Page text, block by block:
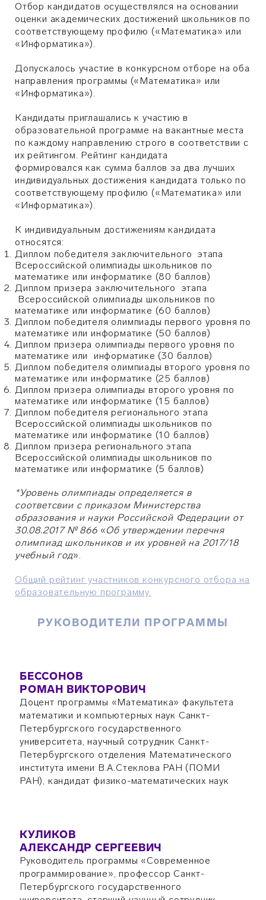
Отбор кандидатов осуществлялся на основании
оценки академических достижений школьников по
соответствующему профилю («Математика» или
«Информатика»).
Допускалось участие в конкурсном отборе на оба
направления программы («Математика» или
«Информатика»).
Кандидаты приглашались к участию в
образовательной программе на вакантные места
по каждому направлению строго в соответствии с
их рейтингом. Рейтинг кандидата
формировался как сумма баллов за два лучших
индивидуальных достижения кандидата только по
соответствующему профилю («Математика» или
«Информатика»).
К индивидуальным достижениям кандидата
относятся:
Диплом победителя заключительного этапа
Всероссийской олимпиады школьников по
математике или информатике (80 баллов)
Диплом призера заключительного этапа
Всероссийской олимпиады школьников по
математике или информатике (60 баллов)
Диплом победителя олимпиады первого уровня по
математике или информатике (50 баллов)
Диплом призера олимпиады первого уровня по
математике или информатике (30 баллов)
Диплом победителя олимпиады второго уровня по
математике или информатике (25 баллов)
Диплом призера олимпиады второго уровня по
математике или информатике (15 баллов)
Диплом победителя регионального этапа
Всероссийской олимпиады школьников по
математике или информатике (10 баллов)
Диплом призера регионального этапа
Всероссийской олимпиады школьников по
математике или информатике (5 баллов)
*Уровень олимпиады определяется в
соответсвии с приказом Министерства
образования и науки Российской Федерации от
30.08.2017 № 866 «Об утверждении перечня
олимпиад школьников и их уровней на 2017/18
учебный год».
Общий рейтинг участников конкурсного отбора на
образовательную программу.
РУКОВОДИТЕЛИ ПРОГРАММЫ
БЕССОНОВ
РОМАН ВИКТОРОВИЧ
Доцент программы «Математика» факультета
математики и компьютерных наук Санкт-
Петербургского государственного
университета, научный сотрудник Санкт-
Петербургского отделения Математического
института имени В.А.Стеклова РАН (ПОМИ
РАН), кандидат физико-математических наук
КУЛИКОВ
АЛЕКСАНДР СЕРГЕЕВИЧ
Руководитель программы «Современное
программирование», профессор Санкт-
Петербургского государственного